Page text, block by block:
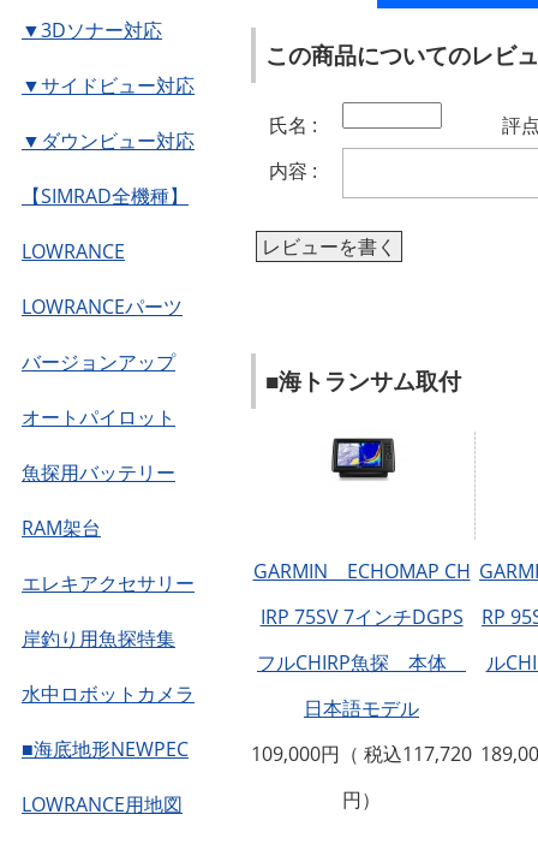
▼3Dソナー対応
▼サイドビュー対応
▼ダウンビュー対応
【SIMRAD全機種】
LOWRANCE
LOWRANCEパーツ
バージョンアップ
オートパイロット
魚探用バッテリー
RAM架台
エレキアクセサリー
岸釣り用魚探特集
水中ロボットカメラ
■海底地形NEWPEC
LOWRANCE用地図
この商品についてのレビ
氏名 :
評
内容 :
レビューを書く
■海トランサム取付
GARMIN ECHOMAP CH
IRP 75SV 7インチDGPS
フルCHIRP魚探 本体
日本語モデル
109,000円（ 税込117,720
円）
RP
ル